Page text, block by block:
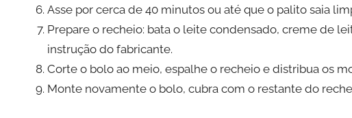
Asse por cerca de 40 minutos ou até que o palito saia
Prepare o recheio: bata o leite condensado, creme de
instrução do fabricante.
Corte o bolo ao meio, espalhe o recheio e distribua os
Monte novamente o bolo, cubra com o restante do